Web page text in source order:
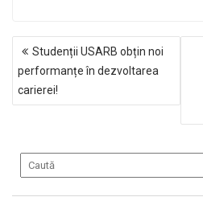
b
o
o
o
kl
a
ni
ki
er
NAVIGARE
ÎN
ARTICOLE
Studenții USARB obțin noi
performanțe în dezvoltarea
carierei!